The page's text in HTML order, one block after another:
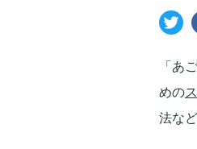
「あ
めの
法な